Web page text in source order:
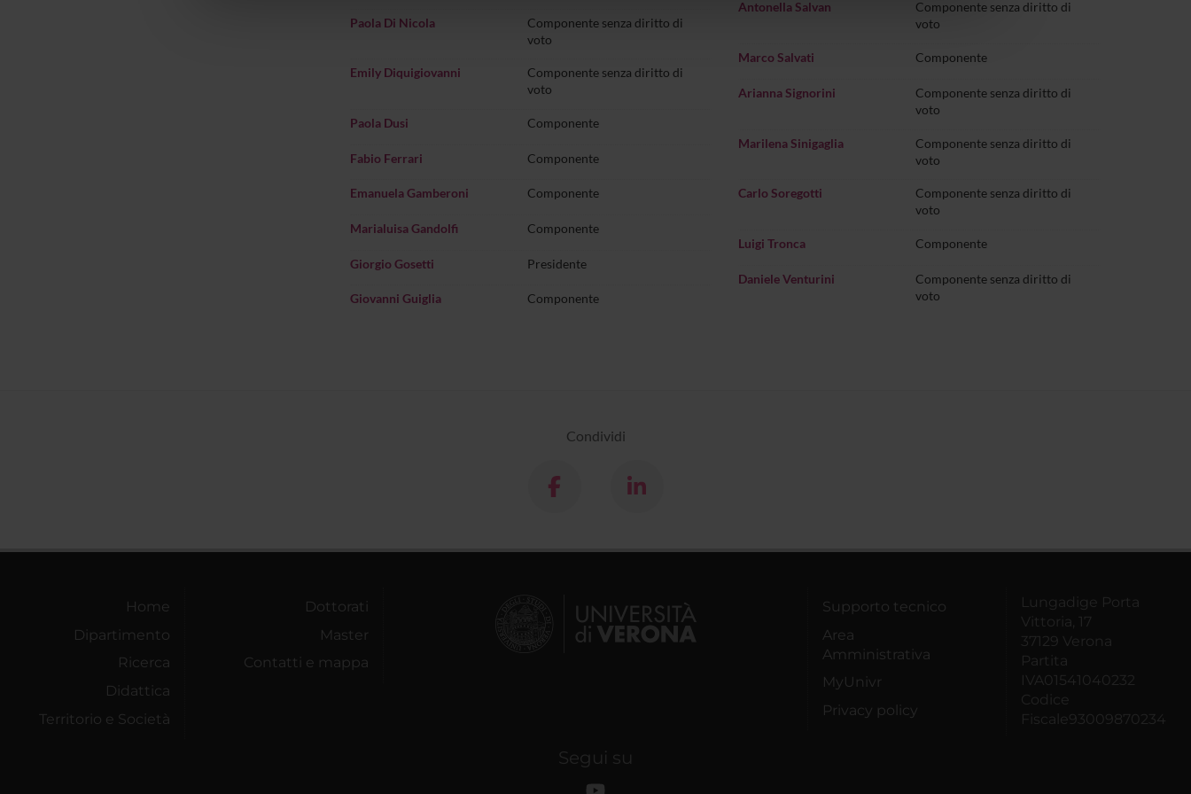
Paola Di Nicola
Componente senza diritto di
voto
Emily Diquigiovanni
Componente senza diritto di
voto
Paola Dusi Componente
Fabio Ferrari Componente
Emanuela Gamberoni Componente
Marialuisa Gandolfi Componente
Giorgio Gosetti Presidente
Giovanni Guiglia Componente
Antonella Salvan
Componente senza diritto di
voto
Marco Salvati Componente
Arianna Signorini
Componente senza diritto di
voto
Marilena Sinigaglia
Componente senza diritto di
voto
Carlo Soregotti
Componente senza diritto di
voto
Luigi Tronca Componente
Daniele Venturini
Componente senza diritto di
voto
Condividi
Home
Dipartimento
Ricerca
Didattica
Territorio e Società
Dottorati
Master
Contatti e mappa
Supporto tecnico
Area
Amministrativa
MyUnivr
Privacy policy
Lungadige Porta
Vittoria, 17
37129 Verona
Partita
IVA01541040232
Codice
Fiscale93009870234
Segui su